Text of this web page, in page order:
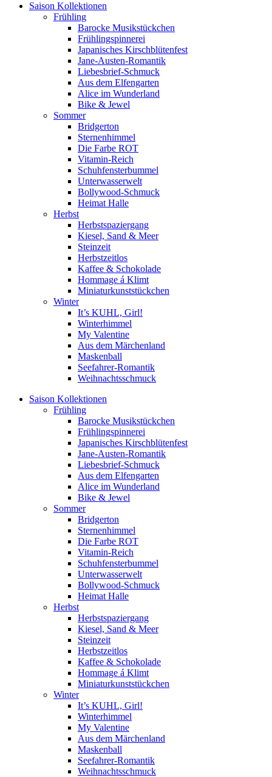
Saison Kollektionen
Frühling
Barocke Musikstückchen
Frühlingspinnerei
Japanisches Kirschblütenfest
Jane-Austen-Romantik
Liebesbrief-Schmuck
Aus dem Elfengarten
Alice im Wunderland
Bike & Jewel
Sommer
Bridgerton
Sternenhimmel
Die Farbe ROT
Vitamin-Reich
Schuhfensterbummel
Unterwasserwelt
Bollywood-Schmuck
Heimat Halle
Herbst
Herbstspaziergang
Kiesel, Sand & Meer
Steinzeit
Herbstzeitlos
Kaffee & Schokolade
Hommage á Klimt
Miniaturkunststückchen
Winter
It’s KUHL, Girl!
Winterhimmel
My Valentine
Aus dem Märchenland
Maskenball
Seefahrer-Romantik
Weihnachtsschmuck
Saison Kollektionen
Frühling
Barocke Musikstückchen
Frühlingspinnerei
Japanisches Kirschblütenfest
Jane-Austen-Romantik
Liebesbrief-Schmuck
Aus dem Elfengarten
Alice im Wunderland
Bike & Jewel
Sommer
Bridgerton
Sternenhimmel
Die Farbe ROT
Vitamin-Reich
Schuhfensterbummel
Unterwasserwelt
Bollywood-Schmuck
Heimat Halle
Herbst
Herbstspaziergang
Kiesel, Sand & Meer
Steinzeit
Herbstzeitlos
Kaffee & Schokolade
Hommage á Klimt
Miniaturkunststückchen
Winter
It’s KUHL, Girl!
Winterhimmel
My Valentine
Aus dem Märchenland
Maskenball
Seefahrer-Romantik
Weihnachtsschmuck